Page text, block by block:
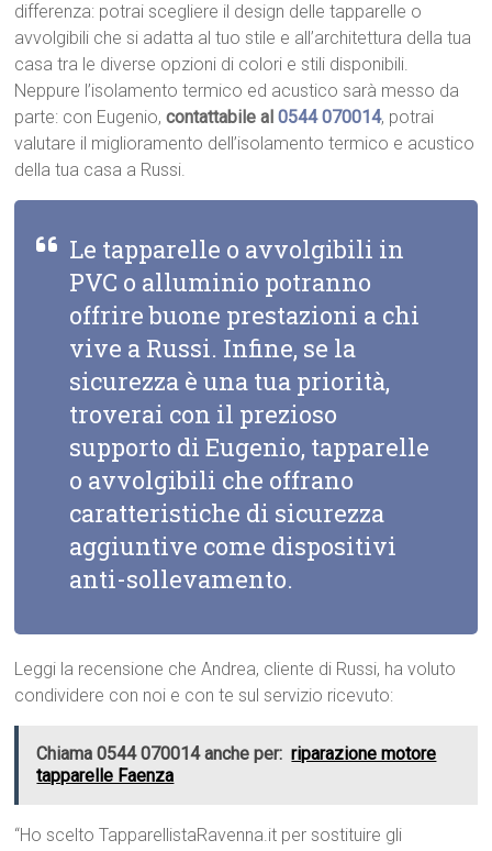
differenza: potrai scegliere il design delle tapparelle o
avvolgibili che si adatta al tuo stile e all’architettura della tua
casa tra le diverse opzioni di colori e stili disponibili.
Neppure l’isolamento termico ed acustico sarà messo da
parte: con Eugenio,contattabile al0544 070014, potrai
valutare il miglioramento dell’isolamento termico e acustico
della tua casa a Russi.
Le tapparelle o avvolgibili in
PVC o alluminio potranno
offrire buone prestazioni a chi
vive a Russi. Infine, se la
sicurezza è una tua priorità,
troverai con il prezioso
supporto di Eugenio, tapparelle
o avvolgibili che offrano
caratteristiche di sicurezza
aggiuntive come dispositivi
anti-sollevamento.
Leggi la recensione che Andrea, cliente di Russi, ha voluto
condividere con noi e con te sul servizio ricevuto:
Chiama 0544 070014 anche per: riparazione motore
tapparelle Faenza
“Ho scelto TapparellistaRavenna.it per sostituire gli